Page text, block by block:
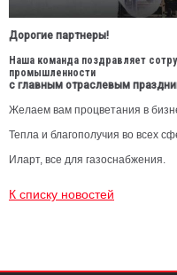
Дорогие партнеры!
Наша команда поздравляет
промышленности
с главным отраслевым
Желаем вам процветания в
Тепла и благополучия во всех
Иларт, все для газоснабжения.
К списку новостей